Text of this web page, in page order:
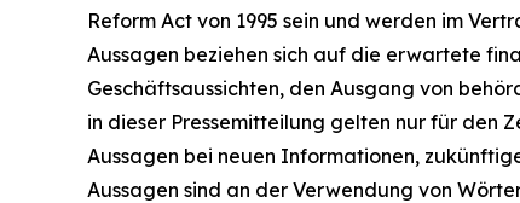
Reform Act von 1995 sein und werden im
Aussagen beziehen sich auf die erwartete
Geschäftsaussichten, den Ausgang von
in dieser Pressemitteilung gelten nur für den
Aussagen bei neuen Informationen,
Aussagen sind an der Verwendung von